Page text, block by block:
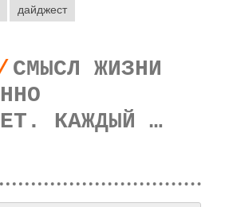
дайджест
СМЫСЛ ЖИЗНИ
КАЖДЫЙ …